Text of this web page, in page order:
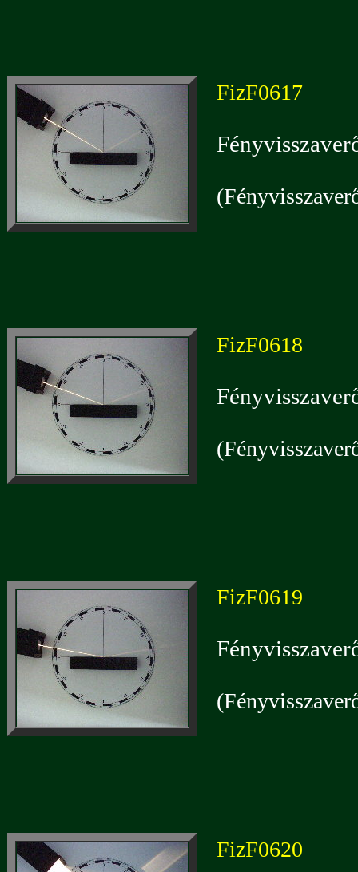
FizF0617
FizF0618
FizF0619
FizF0620